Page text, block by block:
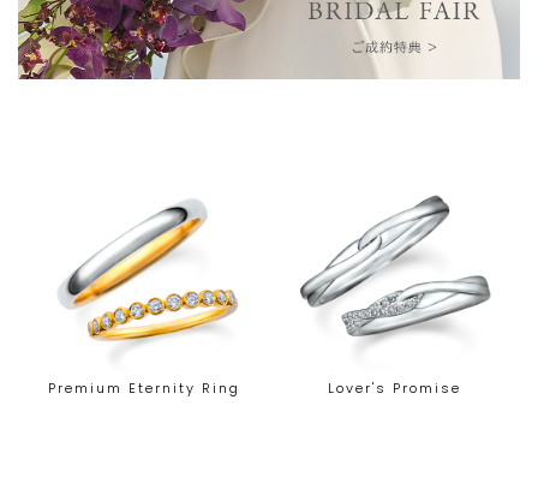
Premium Eternity Ring Lover's Promise